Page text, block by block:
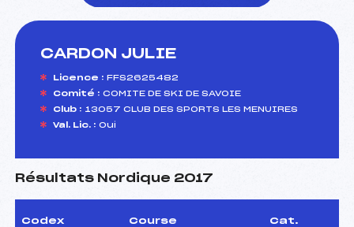
CARDON JULIE
Licence : FFS2625482
Comité : COMITE DE SKI DE SAVOIE
Club : 13057 CLUB DES SPORTS LES MENUIRES
Val. Lic. : Oui
Résultats Nordique 2017
Codex Course Cat.